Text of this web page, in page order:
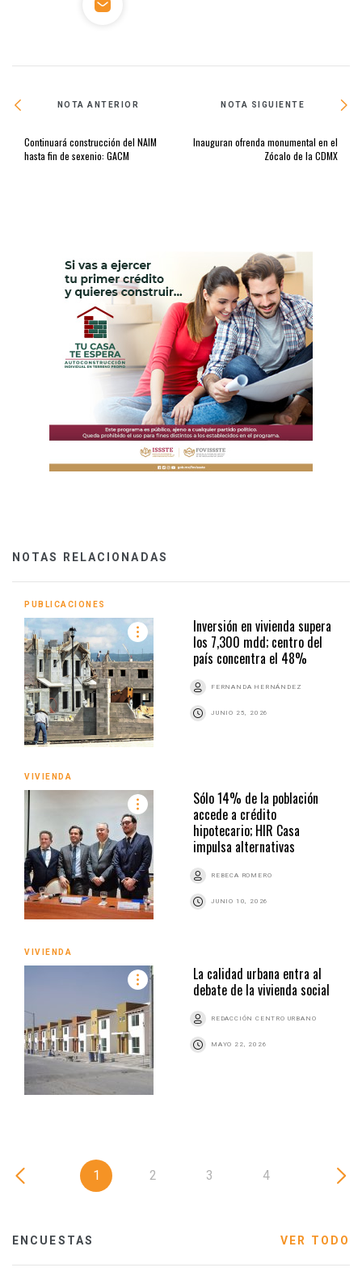
NOTA ANTERIOR
Continuará construcción del NAIM
hasta fin de sexenio: GACM
NOTA SIGUIENTE
Inauguran ofrenda monumental en el
Zócalo de la CDMX
NOTAS RELACIONADAS
PUBLICACIONES
Inversión en vivienda supera
los 7,300 mdd; centro del
país concentra el 48%
FERNANDA HERNÁNDEZ
JUNIO 25, 2026
VIVIENDA
Sólo 14% de la población
accede a crédito
hipotecario; HIR Casa
impulsa alternativas
REBECA ROMERO
JUNIO 10, 2026
VIVIENDA
La calidad urbana entra al
debate de la vivienda social
REDACCIÓN CENTRO URBANO
MAYO 22, 2026
1 2 3 4
ENCUESTAS VER TODO